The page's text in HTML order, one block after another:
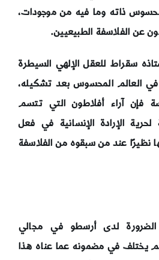
ذاته وما فيه من موجودات،
عن الفلاسفة الطبيعيين.
سقراط للعقل الإلهي السيطرة
العالم المحسوس بعد تشكيله،
فإن آراء أفلاطون التي تتسم
لحرية الإرادة الإنسانية في فعل
نظيرًا عند من سبقوه من الفلاسفة
لدى أرسطو في مجالي
لم يختلف في مضمونه عما عناه هذا